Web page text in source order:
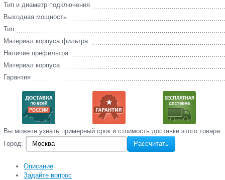
Тип и диаметр подключения
Выходная мощность
Тип
Материал корпуса фильтра
Наличие префильтра
Материал корпуса
Гарантия
Вы‌ можете‌ узнать‌ примерный срок и стоимость‌ доставки этого товара:
Город:
Рассчитать
Описание
Задайте вопрос